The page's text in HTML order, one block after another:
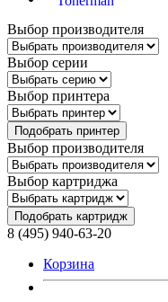
Выбор производителя
Выбор серии
Выбор принтера
Подобрать принтер
Выбор производителя
Выбор картриджа
Подобрать картридж
8 (495) 940-63-20
Корзина